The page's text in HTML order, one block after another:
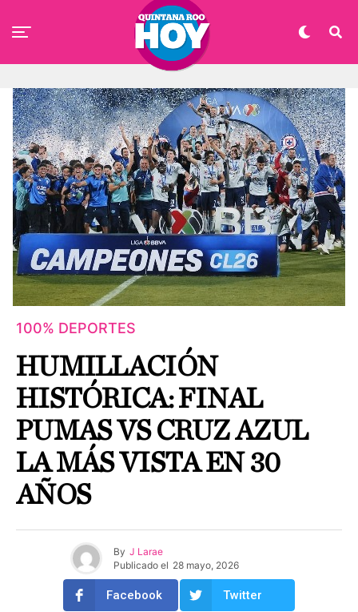
100% DEPORTES
HUMILLACIÓN
HISTÓRICA: FINAL
PUMAS VS CRUZ AZUL
LA MÁS VISTA EN 30
AÑOS
By J Larae
Publicado el 28 mayo, 2026
Facebook Twitter